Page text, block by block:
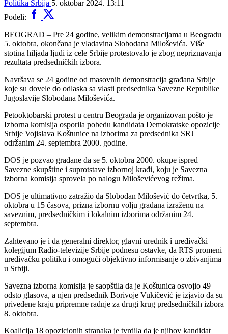
Politika Srbija 5. oktobar 2024. 13:11
Podeli:
BEOGRAD – Pre 24 godine, velikim demonstracijama u Beogradu
5. oktobra, okončana je vladavina Slobodana Miloševića. Više
stotina hiljada ljudi iz cele Srbije protestovalo je zbog nepriznavanja
rezultata predsedničkih izbora.
Navršava se 24 godine od masovnih demonstracija građana Srbije
koje su dovele do odlaska sa vlasti predsednika Savezne Republike
Jugoslavije Slobodana Miloševića.
Petooktobarski protest u centru Beograda je organizovan pošto je
Izborna komisija osporila pobedu kandidata Demokratske opozicije
Srbije Vojislava Koštunice na izborima za predsednika SRJ
održanim 24. septembra 2000. godine.
DOS je pozvao građane da se 5. oktobra 2000. okupe ispred
Savezne skupštine i suprotstave izbornoj krađi, koju je Savezna
izborna komisija sprovela po nalogu Miloševićevog režima.
DOS je ultimativno zatražio da Slobodan Milošević do četvrtka, 5.
oktobra u 15 časova, prizna izbornu volju građana izraženu na
saveznim, predsedničkim i lokalnim izborima održanim 24.
septembra.
Zahtevano je i da generalni direktor, glavni urednik i uređivački
kolegijum Radio-televizije Srbije podnesu ostavke, da RTS promeni
uređivačku politiku i omogući objektivno informisanje o zbivanjima
u Srbiji.
Savezna izborna komisija je saopštila da je Koštunica osvojio 49
odsto glasova, a njen predsednik Borivoje Vukičević je izjavio da su
privedene kraju pripremne radnje za drugi krug predsedničkih izbora
8. oktobra.
Koalicija 18 opozicionih stranaka je tvrdila da je njihov kandidat